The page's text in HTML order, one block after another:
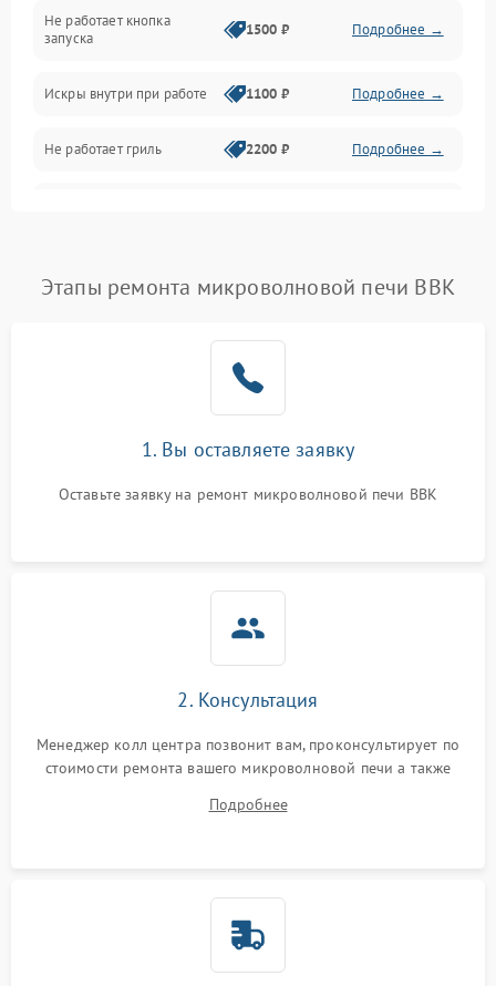
Нагрев и приготовление
Программное обеспечение
Не работает кнопка
запуска
1500 ₽ Подробнее →
Искры внутри при работе 1100 ₽ Подробнее →
Не работает гриль 2200 ₽ Подробнее →
Появление запаха гари Подробнее →
2200 ₽
Не работают сенсорные
1000 ₽
Этапы ремонта микроволновой печи BBK
1. Вы оставляете заявку
Оставьте заявку на ремонт микроволновой печи BBK
2. Консультация
Менеджер колл центра позвонит вам, проконсультирует по
стоимости ремонта вашего микроволновой печи а также
Подробнее